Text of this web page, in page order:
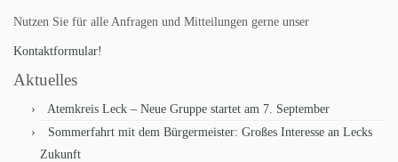
Nutzen Sie für alle Anfragen und Mitteilungen gerne unser
Kontaktformular!
Aktuelles
Atemkreis Leck – Neue Gruppe startet am 7. September
Sommerfahrt mit dem Bürgermeister: Großes Interesse an Lecks
Zukunft